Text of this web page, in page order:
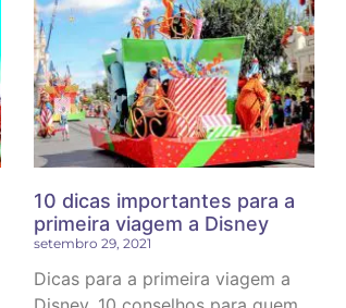
10 dicas importantes para a
primeira viagem a Disney
setembro 29, 2021
Dicas para a primeira viagem a